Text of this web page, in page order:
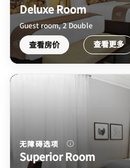
Deluxe Room
Guest room, 2 Double
查看房价 查看更多
无障碍选项
Superior Room